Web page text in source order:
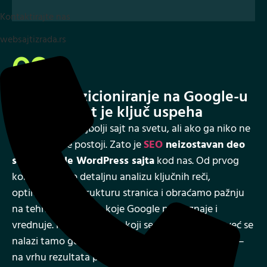
02
Visoko pozicioniranje na Google-u
jer vidljivost je ključ uspeha
Možete imati najbolji sajt na svetu, ali ako ga niko ne
pronađe – ne postoji. Zato jeSEO neizostavan deo
svake izrade WordPress sajtakod nas. Od prvog
koraka radimo detaljnu analizu ključnih reči,
optimizujemo strukturu stranica i obraćamo pažnju
na tehničke aspekte koje Google prepoznaje i
vrednuje. Rezultat je sajt koji se ne gubi u masi, već se
nalazi tamo gde vaši potencijalni klijenti već traže –
na vrhu rezultata pretrage.
Kontaktirajte nas
websajtizrada.rs